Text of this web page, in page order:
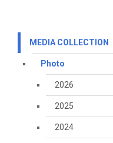
MEDIA COLLECTION
Photo
2026
2025
2024